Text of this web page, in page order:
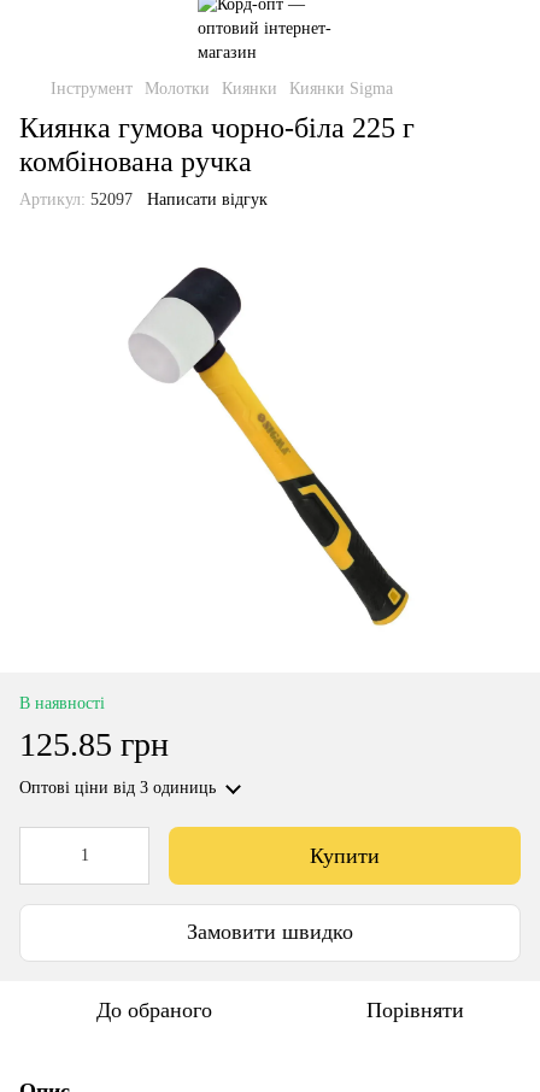
Інструмент Молотки Киянки Киянки Sigma
Киянка гумова чорно-біла 225 г
комбінована ручка
Артикул: 52097 Написати відгук
В наявності
125.85 грн
Оптові ціни від 3 одиниць
Купити
Замовити швидко
До обраного Порівняти